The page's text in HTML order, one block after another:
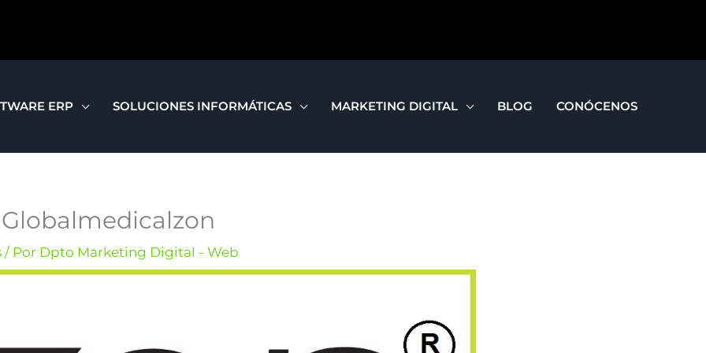
ERP SOLUCIONES INFORMÁTICAS MARKETING DIGITAL BLOG CONÓCENOS
/ Por Dpto Marketing Digital - Web